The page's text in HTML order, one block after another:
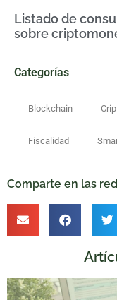
Listado de
sobre
Categorías
Blockchain
Fiscalidad
Comparte en las